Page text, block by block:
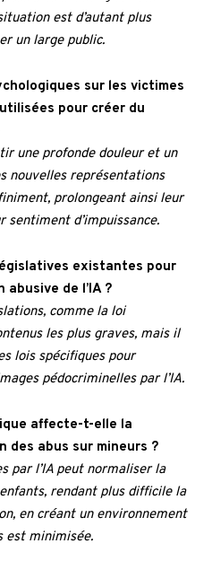
est d’autant plus
un large public.
sur les victimes
pour créer du
une profonde douleur et un
nouvelles représentations
prolongeant ainsi leur
d’impuissance.
existantes pour
de l’IA ?
comme la loi
les plus graves, mais il
lois spécifiques pour
pédocriminelles par l’IA.
affecte-t-elle la
des abus sur mineurs ?
par l’IA peut normaliser la
rendant plus difficile la
en créant un environnement
est minimisée.